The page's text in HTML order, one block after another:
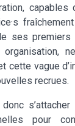
capables
ses premiers
cette vague
recrues.
pour